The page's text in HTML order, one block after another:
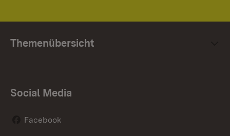
Themenübersicht
Social Media
Facebook